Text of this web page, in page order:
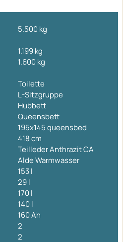
5.500 kg
1.199 kg
1.600 kg
Toilette
L-Sitzgruppe
Hubbett
Queensbett
195x145 queensbed
418 cm
Teilleder Anthrazit CA
Alde Warmwasser
153 l
29 l
170 l
140 l
160 Ah
2
2